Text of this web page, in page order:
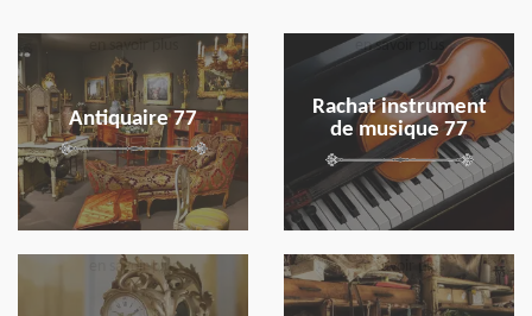
Antiquaire 77
en savoir plus
Rachat instrument
de musique 77
en savoir plus
en savoir plus en savoir plus